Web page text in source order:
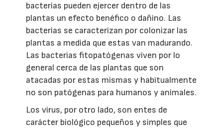
bacterias pueden ejercer dentro de las
plantas un efecto benéfico o dañino. Las
bacterias se caracterizan por colonizar las
plantas a medida que estas van madurando.
Las bacterias fitopatógenas viven por lo
general cerca de las plantas que son
atacadas por estas mismas y habitualmente
no son patógenas para humanos y animales.
Los virus, por otro lado, son entes de
carácter biológico pequeños y simples que